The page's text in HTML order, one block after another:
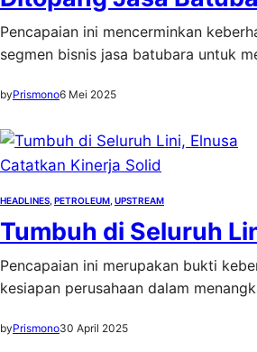
Pencapaian ini mencerminkan
segmen bisnis jasa batubara untuk
byPrismono6 Mei 2025
HEADLINES PETROLEUM UPSTREAM
Tumbuh di Seluruh
Pencapaian ini merupakan bukti
kesiapan perusahaan dalam
byPrismono30 April 2025